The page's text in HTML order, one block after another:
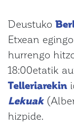
Deustuko
Etxean
hurrengo
18:00etatik
Telleriarekin
Lekuak
hizpide.